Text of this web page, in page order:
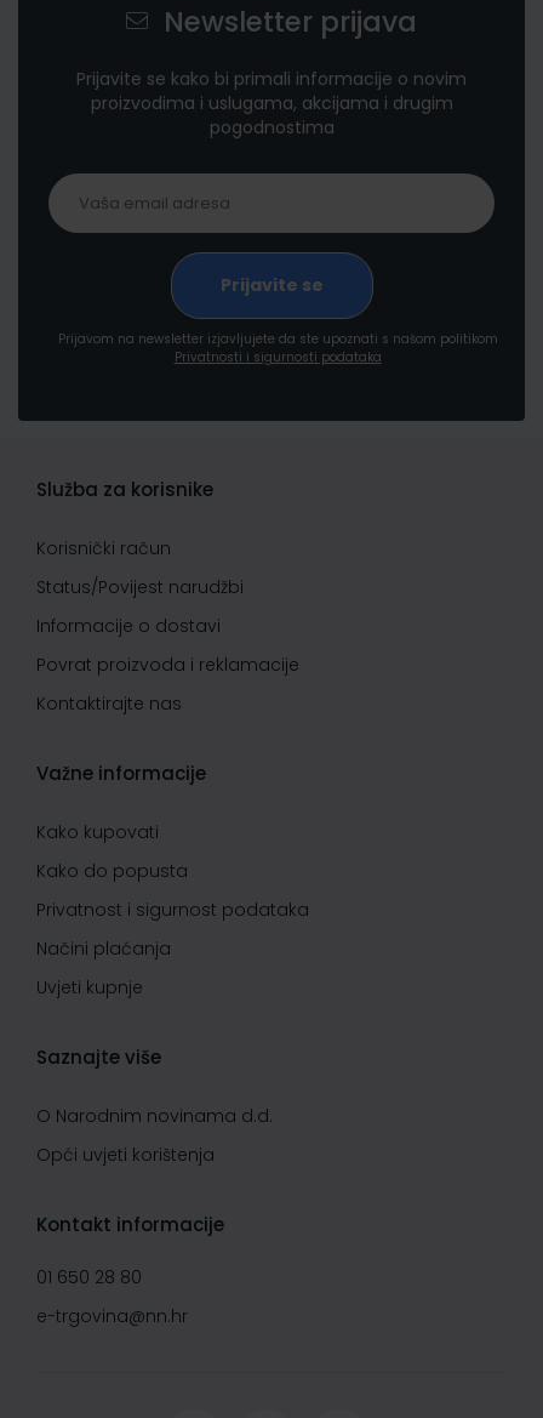
Newsletter prijava
Prijavite se kako bi primali informacije o novim
proizvodima i uslugama, akcijama i drugim
pogodnostima
Prijavom na newsletter izjavljujete da ste upoznati s našom politikom
Privatnosti i sigurnosti podataka
Služba za korisnike
Korisnički račun
Status/Povijest narudžbi
Informacije o dostavi
Povrat proizvoda i reklamacije
Kontaktirajte nas
Važne informacije
Kako kupovati
Kako do popusta
Privatnost i sigurnost podataka
Načini plaćanja
Uvjeti kupnje
Saznajte više
O Narodnim novinama d.d.
Opći uvjeti korištenja
Kontakt informacije
01 650 28 80
e-trgovina@nn.hr